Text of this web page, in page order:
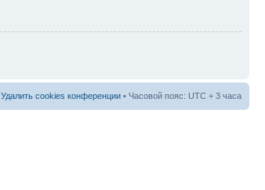
Удалить cookies конференции • Часовой пояс: UTC + 3 часа